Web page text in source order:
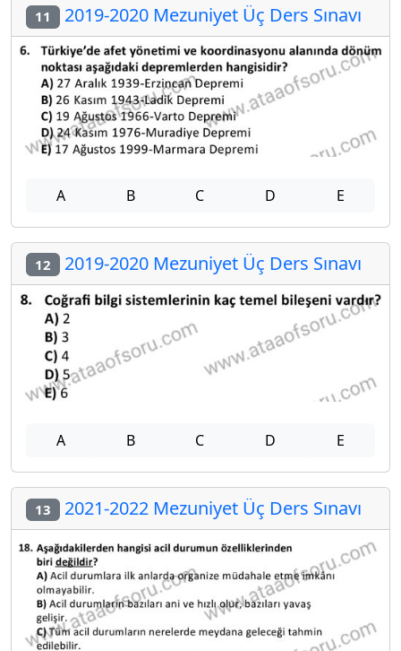
11 2019-2020 Mezuniyet Üç Ders Sınavı
A B C D E
12 2019-2020 Mezuniyet Üç Ders Sınavı
A B C D E
13 2021-2022 Mezuniyet Üç Ders Sınavı